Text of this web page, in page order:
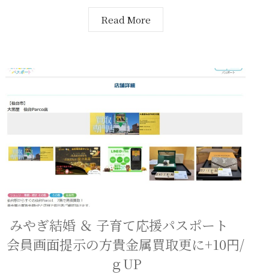
Read More
みやぎ結婚 ＆ 子育て応援パスポート
会員画面提示の方貴金属買取更に+10円/
ｇUP